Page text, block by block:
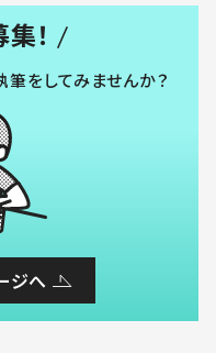
！
筆をしてみませんか？
ジへ